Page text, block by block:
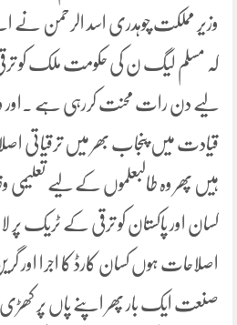
وزیر مملکت چوہدری اسد الرحمن نے
کہ مسلم لیگ ن کی حکومت ملک کو
لیے دن رات محنت کررہی ہے ۔اور
قیادت میں پنجاب بھر میں ترقیاتی
ہیں پھر وہ طالبعلموں کے لیے تعلیمی
کسان اور پاکستان کو ترقی کے ٹریک
اصلاحات ہوں کسان کارڈ کا اجرا اور
صنعت ایک بار پھر اپنے پاں پر کھڑی